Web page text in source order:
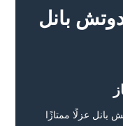
بانل
بانل عزلًا ممتازًا